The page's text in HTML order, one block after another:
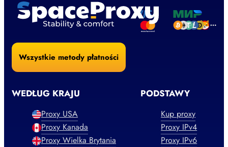
Wszystkie metody płatności
WEDŁUG KRAJU
Proxy USA
Proxy Kanada
Proxy Wielka Brytania
PODSTAWY
Kup proxy
Proxy IPv4
Proxy IPv6